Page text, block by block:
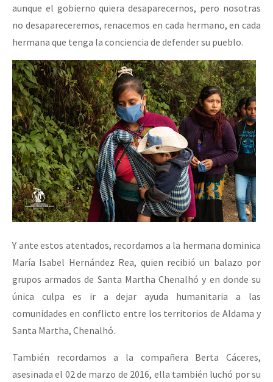
aunque el gobierno quiera desaparecernos, pero nosotras
no desapareceremos, renacemos en cada hermano, en cada
hermana que tenga la conciencia de defender su pueblo.
Y ante estos atentados, recordamos a la hermana dominica
María Isabel Hernández Rea, quien recibió un balazo por
grupos armados de Santa Martha Chenalhó y en donde su
única culpa es ir a dejar ayuda humanitaria a las
comunidades en conflicto entre los territorios de Aldama y
Santa Martha, Chenalhó.
También recordamos a la compañera Berta Cáceres,
asesinada el 02 de marzo de 2016, ella también luchó por su